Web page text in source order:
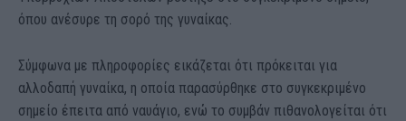
όπου ανέσυρε τη σορό της γυναίκας.
Σύμφωνα με πληροφορίες εικάζεται ότι πρόκειται για
αλλοδαπή γυναίκα, η οποία παρασύρθηκε στο συγκεκριμένο
σημείο έπειτα από ναυάγιο, ενώ το συμβάν πιθανολογείται ότι